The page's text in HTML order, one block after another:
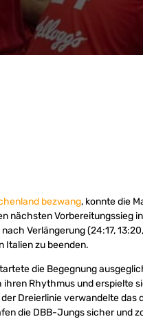
bezwang, konnte die
nächsten Vorbereitungssieg
Verlängerung (24:17,
Italien zu beenden.
die Begegnung
Rhythmus und erspielte
Dreierlinie verwandelte das
die DBB-Jungs sicher und